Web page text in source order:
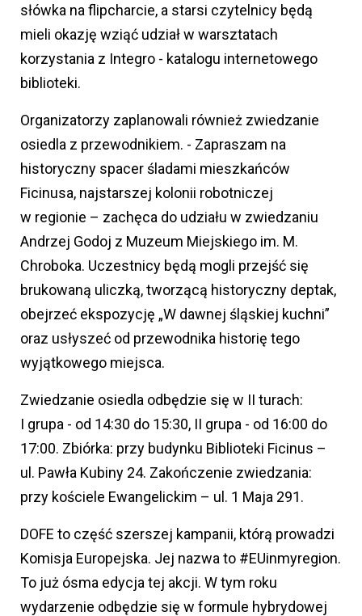
słówka na flipcharcie, a starsi czytelnicy będą
mieli okazję wziąć udział w warsztatach
korzystania z Integro - katalogu internetowego
biblioteki.
Organizatorzy zaplanowali również zwiedzanie
osiedla z przewodnikiem. - Zapraszam na
historyczny spacer śladami mieszkańców
Ficinusa, najstarszej kolonii robotniczej
w regionie – zachęca do udziału w zwiedzaniu
Andrzej Godoj z Muzeum Miejskiego im. M.
Chroboka. Uczestnicy będą mogli przejść się
brukowaną uliczką, tworzącą historyczny deptak,
obejrzeć ekspozycję „W dawnej śląskiej kuchni”
oraz usłyszeć od przewodnika historię tego
wyjątkowego miejsca.
Zwiedzanie osiedla odbędzie się w II turach:
I grupa - od 14:30 do 15:30, II grupa - od 16:00 do
17:00. Zbiórka: przy budynku Biblioteki Ficinus –
ul. Pawła Kubiny 24. Zakończenie zwiedzania:
przy kościele Ewangelickim – ul. 1 Maja 291.
DOFE to część szerszej kampanii, którą prowadzi
Komisja Europejska. Jej nazwa to #EUinmyregion.
To już ósma edycja tej akcji. W tym roku
wydarzenie odbędzie się w formule hybrydowej